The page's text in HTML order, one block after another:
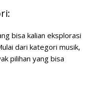
bisa kalian eksplorasi
dari kategori musik,
pilihan yang bisa